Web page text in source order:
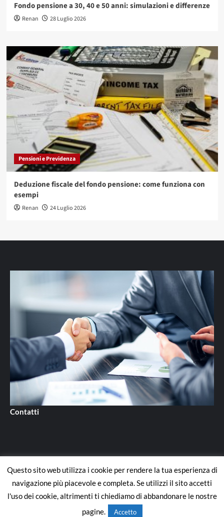
Fondo pensione a 30, 40 e 50 anni: simulazioni e differenze
Renan 28 Luglio 2026
Pensioni e Previdenza
Deduzione fiscale del fondo pensione: come funziona con
esempi
Renan 24 Luglio 2026
Contatti
Contatti
Copyright © All rights reserved.|CoverNews
Questo sito web utilizza i cookie per rendere la tua esperienza di
navigazione più piacevole e completa. Se utilizzi il sito accetti
l'uso dei cookie, altrimenti ti chiediamo di abbandonare le nostre
pagine.
Accetto